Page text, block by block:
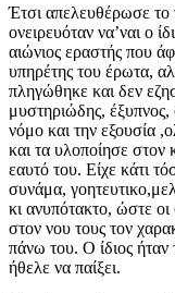
Έτσι απελευθέρωσε το
ονειρευόταν να’ναι ο
αιώνιος εραστής που
υπηρέτης του έρωτα,
πληγώθηκε και δεν
μυστηριώδης, έξυπνος,
νόμο και την εξουσία
και τα υλοποίησε στον
εαυτό του. Είχε κάτι
συνάμα,
κι ανυπότακτο, ώστε οι
στον νου τους τον
πάνω του. Ο ίδιος ήταν
ήθελε να παίξει.